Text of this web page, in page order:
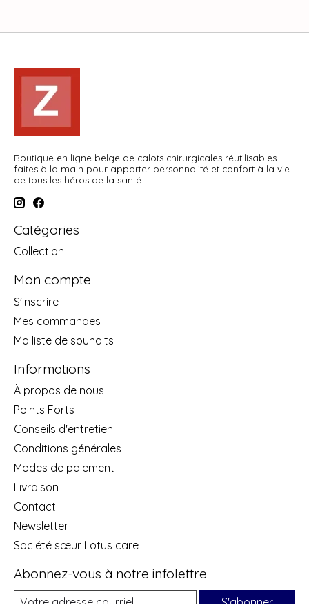
Boutique en ligne belge de calots chirurgicales réutilisables
faites à la main pour apporter personnalité et confort à la vie
de tous les héros de la santé
Catégories
Collection
Mon compte
S'inscrire
Mes commandes
Ma liste de souhaits
Informations
À propos de nous
Points Forts
Conseils d'entretien
Conditions générales
Modes de paiement
Livraison
Contact
Newsletter
Société sœur Lotus care
Abonnez-vous à notre infolettre